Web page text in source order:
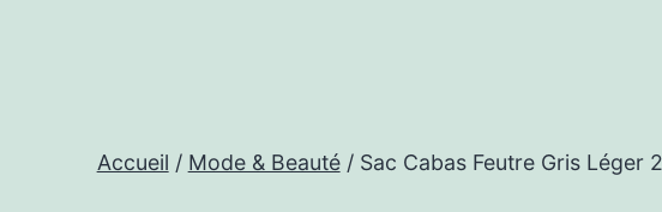
Accueil / Mode & Beauté/ Sac Cabas Feutre Gris Léger